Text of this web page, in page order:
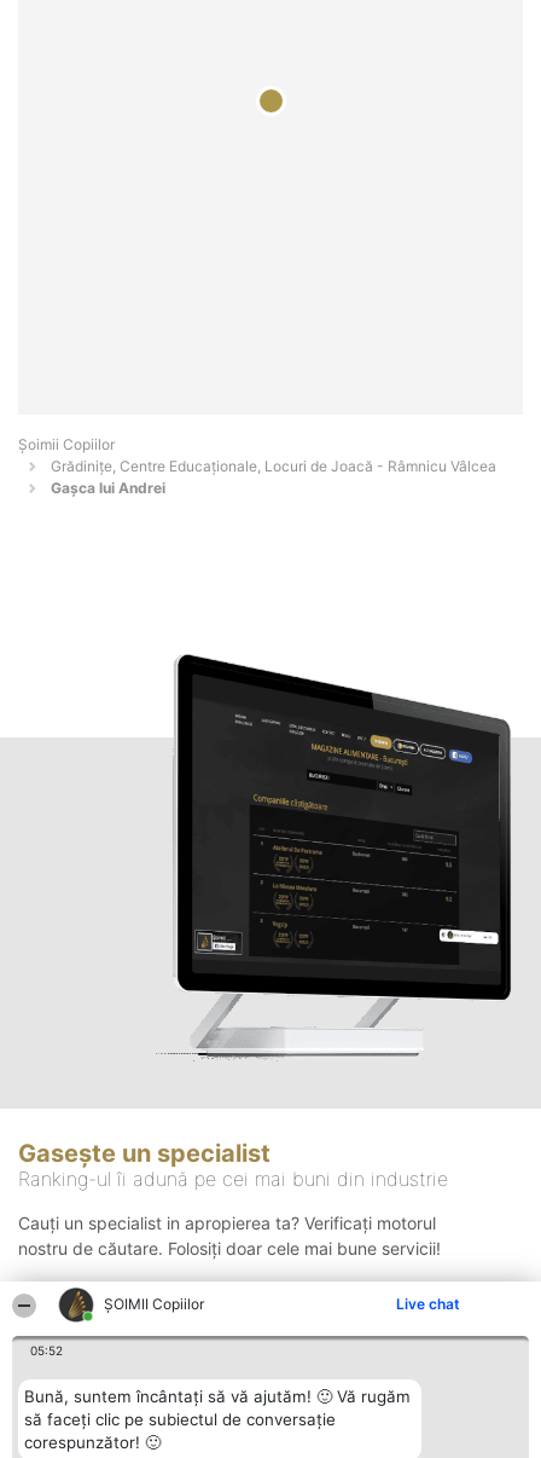
ȘOIMII Copiilor Live chat
05:52
Bună, suntem încântați să vă ajutăm! 🙂 Vă rugăm
să faceți clic pe subiectul de conversație
corespunzător! 🙂
Șoimii Copiilor
Grădinițe, Centre Educaționale, Locuri de Joacă - Râmnicu Vâlcea
Gașca lui Andrei
Gasește un specialist
Ranking-ul îi adună pe cei mai buni din industrie
Cauți un specialist in apropierea ta? Verificați motorul
nostru de căutare. Folosiți doar cele mai bune servicii!